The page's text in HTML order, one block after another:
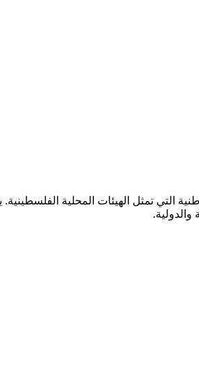
التي تمثل الهيئات المحلية
والدولية.